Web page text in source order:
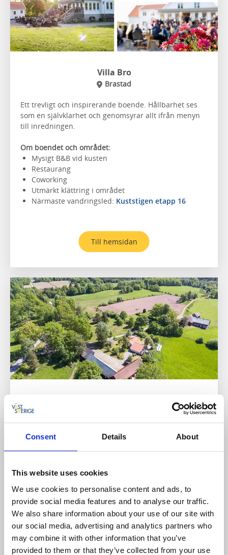
Consent Details About
This website uses cookies
We use cookies to personalise content and ads, to
provide social media features and to analyse our traffic.
We also share information about your use of our site with
our social media, advertising and analytics partners who
may combine it with other information that you’ve
provided to them or that they’ve collected from your use
Villa Bro
Brastad
Ett trevligt och inspirerande boende. Hållbarhet ses
som en självklarhet och genomsyrar allt ifrån menyn
till inredningen.
Om boendet och området:
Mysigt B&B vid kusten
Restaurang
Coworking
Utmärkt klättring i området
Närmaste vandringsled: Kuststigen etapp 16
Till hemsidan
3.5★★★★☆ (15)
gästrummet, nybygget i stallet eller i sadelkammaren.
stilla landsbygdsmiljön.
Om boendet och området:
Möjlighet att delta i gårdens aktiviteter
Bastu och badtunna
Gårdsbutik och café
Hundvänligt